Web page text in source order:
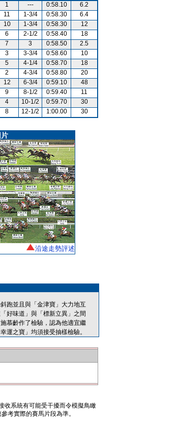
1 --- 0:58.10
6.2
11 1-3/4 0:58.30
6.4
10 1-3/4 0:58.30
12
6 2-1/2 0:58.40
18
7 3 0:58.50
2.5
3 3-3/4 0:58.60
10
5 4-1/4 0:58.70
18
2 4-3/4 0:58.80
20
12 6-3/4 0:59.10
48
9 8-1/2 0:59.40
11
4 10-1/2 0:59.70
30
8 12-1/2 1:00.00 30
沿途走勢評述
跑並且與「金津寶」大力地互
好味道」與「標新立異」之間
慕齡作了檢驗，認為他適宜繼
運之寶」均須接受抽樣檢驗。
收系統有可能受干擾而令模擬鳥瞰
考實際的賽馬片段為準。